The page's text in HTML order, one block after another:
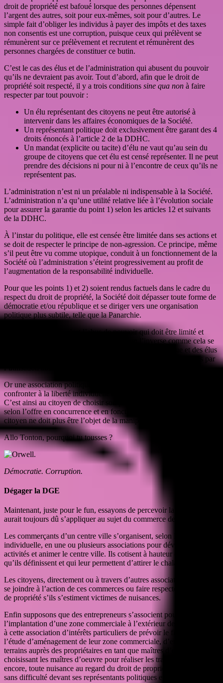
droit de propriété est bafoué lorsque des personnes dépensent
l’argent des autres, soit pour eux-mêmes, soit pour d’autres. Le
simple fait d’obliger les individus à payer des impôts et des taxes
non consentis est une corruption, puisque ceux qui prélèvent se
rémunèrent sur ce prélèvement et recrutent et rémunèrent des
personnes chargées de constituer ce butin.
C’est le cas des élus et de l’administration qui abusent du pouvoir
qu’ils ne devraient pas avoir. Tout d’abord, afin que le droit de
propriété soit respecté, il y a trois conditions sine qua non à faire
respecter par tout pouvoir :
Un élu représentant des citoyens ne peut être autorisé à
intervenir dans les affaires économiques de la Société.
Un représentant politique doit exclusivement être garant des 4
droits énoncés à l’article 2 de la DDHC.
Un mandat (explicite ou tacite) d’élu ne vaut qu’au sein du
groupe de citoyens que cet élu est censé représenter. Il ne peut
prendre des décisions ni pour ni à l’encontre de ceux qu’ils ne
représentent pas.
L’administration n’est ni un préalable ni indispensable à la Société.
L’administration n’a qu’une utilité relative liée à l’évolution sociale
pour assurer la garantie du point 1) selon les articles 12 et suivants
de la DDHC.
À l’instar du politique, elle est censée être limitée dans ses actions et
se doit de respecter le principe de non-agression. Ce principe, même
s’il peut être vu comme utopique, conduit à un fonctionnement de la
Société où l’administration s’éteint progressivement au profit de
l’augmentation de la responsabilité individuelle.
Pour que les points 1) et 2) soient rendus factuels dans le cadre du
respect du droit de propriété, la Société doit dépasser toute forme de
démocratie et/ou république et se diriger vers une organisation
politique plus subtile, telle que la Panarchie.
En d’autres termes, c’est l’abus de pouvoir qui doit être limité et
contrôlé par la Société des citoyens, et non l’inverse comme cela se
passe aujourd’hui avec un gouvernement monopolistique et des élus
qui interviennent constamment dans des décisions économiques par
Or une association politique est une forme de commerce qui doit se
confronter à la liberté individuelle et au marché pour convaincre.
C’est ainsi au citoyen de choisir son prestataire gouvernemental
selon l’offre en concurrence et en fonction de ses besoins. Tout
citoyen ne doit plus être l’objet de la manipulation des foules.
Allo Tonton, pourquoi tu tousses ?
Démocratie. Corruption.
Dégager la DGE
Maintenant, juste pour le fun, essayons de percevoir la logique qui
aurait toujours dû s’appliquer au sujet du commerce de centre-ville.
Les commerçants d’un centre ville s’organisent, selon leur volonté
individuelle, en une ou plusieurs associations pour développer leurs
activités et animer le centre ville. Ils cotisent à hauteur des enjeux
qu’ils définissent et qui leur permettent d’attirer le chaland.
Les citoyens, directement ou à travers d’autres associations, peuvent
se joindre à l’action de ces commerces ou faire respecter leur droit
de propriété s’ils s’estiment victimes de nuisances.
Enfin supposons que des entrepreneurs s’associent pour envisager
l’implantation d’une zone commerciale à l’extérieur de la ville. C’est
à cette association d’intérêts particuliers de prévoir le financement et
l’étude d’aménagement de leur zone commerciale, d’en acquérir les
terrains auprès des propriétaires en tant que maîtres d’ouvrage et en
choisissant les maîtres d’oeuvre pour réaliser les travaux. Et là
encore, toute nuisance au regard du droit de propriété s’examine
sans difficulté devant ses représentants politiques et/ou tribunaux.